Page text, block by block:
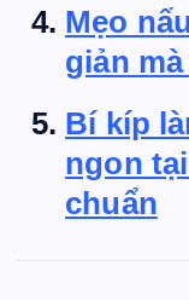
Mẹo
giản
Bí kíp
ngon
chuẩn